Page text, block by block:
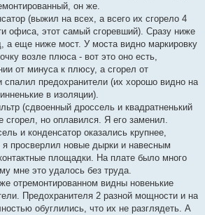
он же.
(выжил на всех, а всего их сгорело 4
офиса, этот самый сгоревший). Сразу ниже
а еще ниже мост. У моста видно маркировку
возле плюса - вот это оно есть,
от минуса к плюсу, а сгорел от
спалил предохранители (их хорошо видно на
в изоляции).
(сдвоенный дроссель и квадратненький
сгорел, но оплавился. Я его заменил.
и конденсатор оказались крупнее,
просверлил новые дырки и навесным
площадки. На плате было много
мне это удалось без труда.
отремонтированном видны новенькие
Предохранителя 2 разной мощности и на
обуглились, что их не разглядеть. А